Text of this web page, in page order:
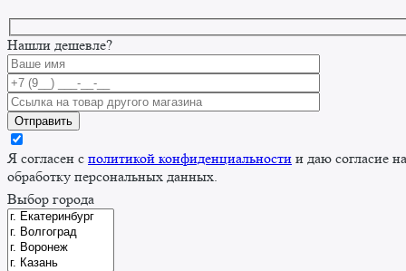
Нашли дешевле?
Я согласен с политикой конфиденциальности и даю согласие на
обработку персональных данных.
Выбор города